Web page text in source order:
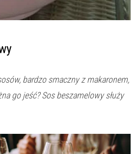
bardzo smaczny z makaronem,
go jeść? Sos beszamelowy służy